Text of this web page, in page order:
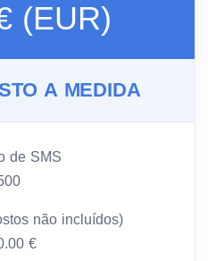
(EUR)
A MEDIDA
de SMS
não incluídos)
€